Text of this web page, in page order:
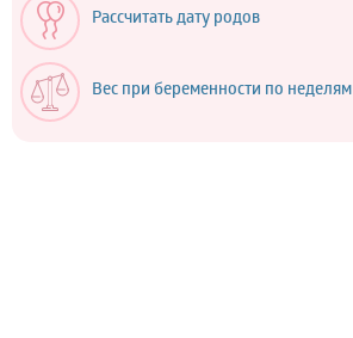
Рассчитать дату родов
Вес при беременности по неделям